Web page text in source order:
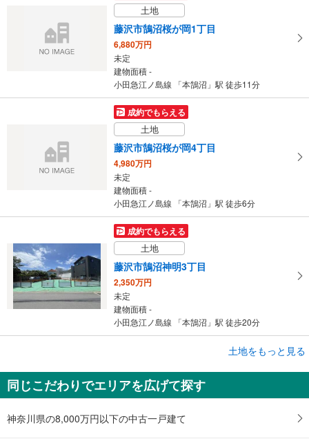
土地
藤沢市鵠沼桜が岡1丁目
6,880万円
未定
建物面積 -
小田急江ノ島線 「本鵠沼」駅 徒歩11分
成約でもらえる
土地
藤沢市鵠沼桜が岡4丁目
4,980万円
未定
建物面積 -
小田急江ノ島線 「本鵠沼」駅 徒歩6分
成約でもらえる
土地
藤沢市鵠沼神明3丁目
2,350万円
未定
建物面積 -
小田急江ノ島線 「本鵠沼」駅 徒歩20分
藤沢市鵠沼神明3丁目
2,890万円
未定
建物面積 -
土地をもっと見る
同じこだわりでエリアを広げて探す
神奈川県の8,000万円以下の中古一戸建て